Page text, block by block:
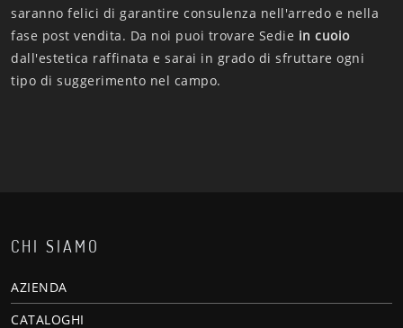
saranno felici di garantire consulenza nell'arredo e nella
fase post vendita. Da noi puoi trovare Sedie in cuoio
dall'estetica raffinata e sarai in grado di sfruttare ogni
tipo di suggerimento nel campo.
CHI SIAMO
AZIENDA
CATALOGHI